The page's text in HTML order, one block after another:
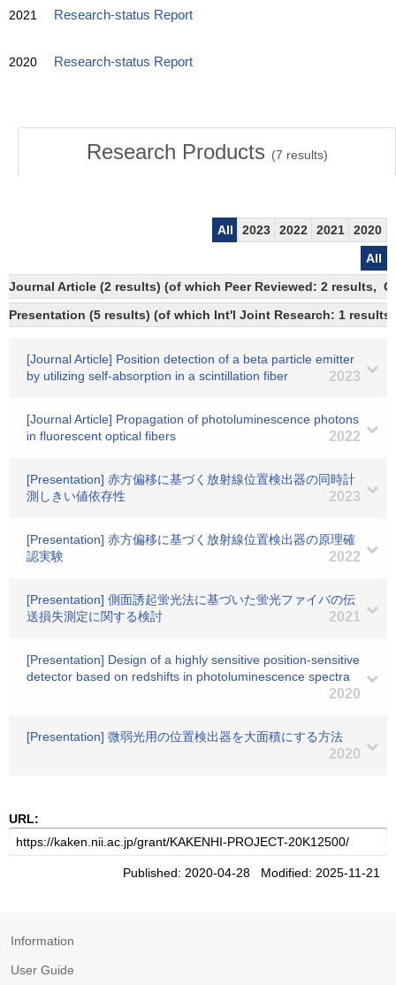
2021 Research-status Report
2020 Research-status Report
Research Products (7 results)
All 2023 2022 2021
2020
All
Journal Article (2 results) (of which Peer Reviewed: 2 results,
Presentation (5 results) (of which Int'l Joint Research: 1 results)
[Journal Article] Position detection of a beta particle emitter
by utilizing self-absorption in a scintillation fiber
2023
[Journal Article] Propagation of photoluminescence photons
in fluorescent optical fibers
2022
[Presentation] 赤方偏移に基づく放射線位置検出器の同時計
測しきい値依存性
2023
[Presentation] 赤方偏移に基づく放射線位置検出器の原理確
認実験
2022
[Presentation] 側面誘起蛍光法に基づいた蛍光ファイバの伝
送損失測定に関する検討
2021
[Presentation] Design of a highly sensitive position-sensitive
detector based on redshifts in photoluminescence spectra
2020
[Presentation] 微弱光用の位置検出器を大面積にする方法
2020
URL:
Published: 2020-04-28 Modified: 2025-11-21
Information
User Guide